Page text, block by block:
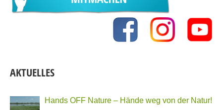
AKTUELLES
Hands OFF Nature – Hände weg von der Natur!